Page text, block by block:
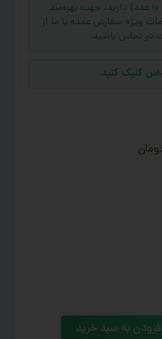
اگر سفارش عمده (بالای ۱۰ عدد) دارید، جهت بهره‌مند
ویژه سفارش عمده با ما از
در تماس باشید.
کلیک کنید.
افزودن به سبد خرید